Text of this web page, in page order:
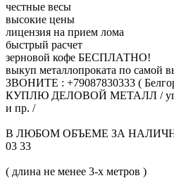
честные весы
высокие цены
лицензия на прием лома
быстрый расчет
зерновой кофе БЕСПЛАТНО!
выкуп металлопроката по самой
ЗВОНИТЕ : +79087830333 (
КУПЛЮ ДЕЛОВОЙ МЕТАЛЛ /
и пр. /
В ЛЮБОМ ОБЪЕМЕ ЗА
03 33
( длина не менее 3-х метров )